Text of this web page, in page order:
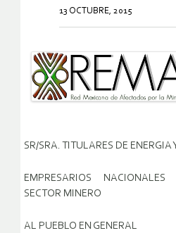
13 OCTUBRE, 2015
SR/SRA. TITULARES DE ENERGIA
EMPRESARIOS
SECTOR MINERO
AL PUEBLO EN GENERAL